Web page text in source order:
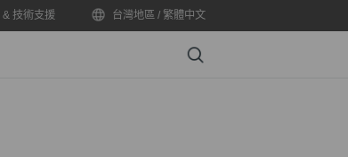
& 技術支援 台灣地區 / 繁體中文
Search